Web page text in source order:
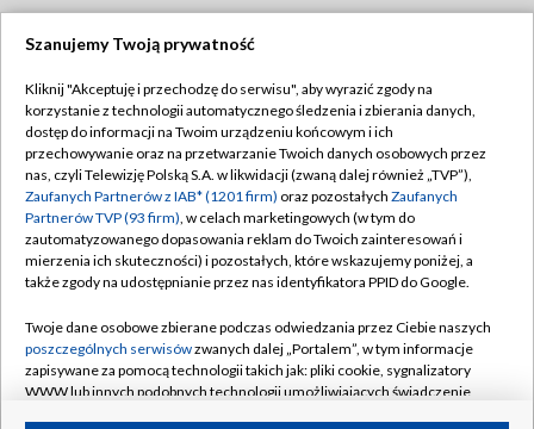
TVP
Abonament TVP
Emisja w TVP
Centrum informacji TVP
Naziemna Telewizja Cyfrowa
Rada Programowa
System NOS
Informacje o nadawcy
Regulamin TVP
Polityka prywatności
Moje zgody
Pomoc
Kontakt
Szanujemy Twoją prywatność
Kliknij "Akceptuję i przechodzę do serwisu", aby wyrazić zgody na
korzystanie z technologii automatycznego śledzenia i zbierania danych,
dostęp do informacji na Twoim urządzeniu końcowym i ich
przechowywanie oraz na przetwarzanie Twoich danych osobowych przez
nas, czyli Telewizję Polską S.A. w likwidacji (zwaną dalej również „TVP”),
Zaufanych Partnerów z IAB* (1201 firm) oraz pozostałych Zaufanych
Partnerów TVP (93 firm), w celach marketingowych (w tym do
zautomatyzowanego dopasowania reklam do Twoich zainteresowań i
mierzenia ich skuteczności) i pozostałych, które wskazujemy poniżej, a
także zgody na udostępnianie przez nas identyfikatora PPID do Google.
Twoje dane osobowe zbierane podczas odwiedzania przez Ciebie naszych
poszczególnych serwisówzwanych dalej „Portalem”, w tym informacje
zapisywane za pomocą technologii takich jak: pliki cookie, sygnalizatory
WWW lub innych podobnych technologii umożliwiających świadczenie